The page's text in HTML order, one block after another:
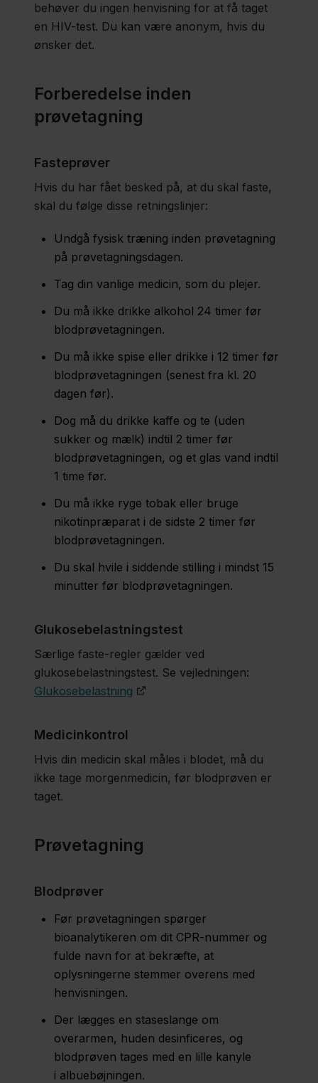
Opsamling af
afføring til
for blod
af
døgnurin
Region
Sjælland
Fagfolk
behøver du ingen henvisning for at få taget
en HIV-test. Du kan være anonym, hvis du
ønsker det.
Forberedelse inden
prøvetagning
Fasteprøver
Hvis du har fået besked på, at du skal faste,
skal du følge disse retningslinjer:
Undgå fysisk træning inden prøvetagning
på prøvetagningsdagen.
Tag din vanlige medicin, som du plejer.
Du må ikke drikke alkohol 24 timer før
blodprøvetagningen.
Du må ikke spise eller drikke i 12 timer før
blodprøvetagningen (senest fra kl. 20
dagen før).
Dog må du drikke kaffe og te (uden
sukker og mælk) indtil 2 timer før
blodprøvetagningen, og et glas vand indtil
1 time før.
Du må ikke ryge tobak eller bruge
nikotinpræparat i de sidste 2 timer før
blodprøvetagningen.
Du skal hvile i siddende stilling i mindst 15
minutter før blodprøvetagningen.
Glukosebelastningstest
Særlige faste-regler gælder ved
glukosebelastningstest. Se vejledningen:
Glukosebelastning
Medicinkontrol
Hvis din medicin skal måles i blodet, må du
ikke tage morgenmedicin, før blodprøven er
taget.
Prøvetagning
Blodprøver
Før prøvetagningen spørger
bioanalytikeren om dit CPR-nummer og
fulde navn for at bekræfte, at
oplysningerne stemmer overens med
henvisningen.
Der lægges en staseslange om
overarmen, huden desinficeres, og
blodprøven tages med en lille kanyle
i albuebøjningen.